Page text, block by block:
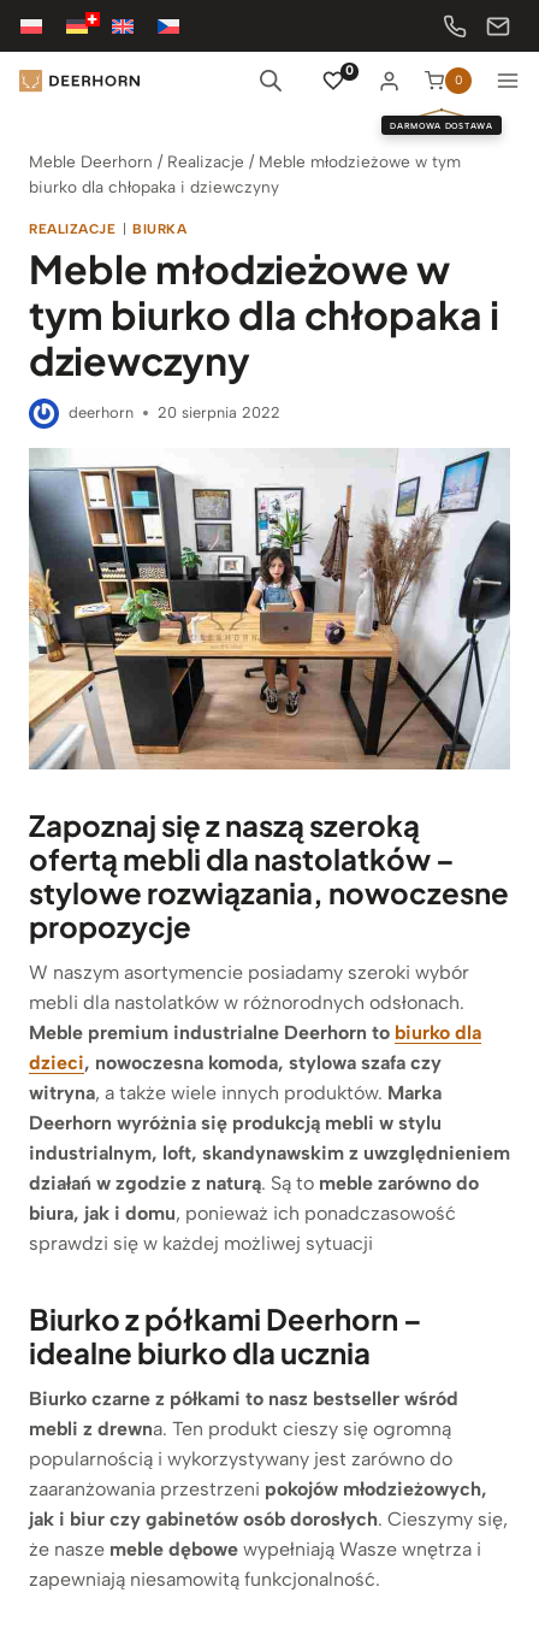
Przejdź
treści
0
0
DARMOWA DOSTAWA
Meble Deerhorn / Realizacje / Meble młodzieżowe w tym
biurko dla chłopaka i dziewczyny
REALIZACJE | BIURKA
Meble młodzieżowe w
tym biurko dla chłopaka i
dziewczyny
deerhorn 20 sierpnia 2022
Zapoznaj się z naszą szeroką
ofertą mebli dla nastolatków –
stylowe rozwiązania, nowoczesne
propozycje
W naszym asortymencie posiadamy szeroki wybór
mebli dla nastolatków w różnorodnych odsłonach.
Meble premium industrialne Deerhorn to biurko dla
dzieci, nowoczesna komoda, stylowa szafa czy
witryna, a także wiele innych produktów. Marka
Deerhorn wyróżnia się produkcją mebli w stylu
industrialnym, loft, skandynawskim z uwzględnieniem
działań w zgodzie z naturą. Są to meble zarówno do
biura, jak i domu, ponieważ ich ponadczasowość
sprawdzi się w każdej możliwej sytuacji
Biurko z półkami Deerhorn –
idealne biurko dla ucznia
Biurko czarne z półkami to nasz bestseller wśród
mebli z drewna. Ten produkt cieszy się ogromną
popularnością i wykorzystywany jest zarówno do
zaaranżowania przestrzeni pokojów młodzieżowych,
jak i biur czy gabinetów osób dorosłych. Cieszymy się,
że nasze meble dębowe wypełniają Wasze wnętrza i
zapewniają niesamowitą funkcjonalność.